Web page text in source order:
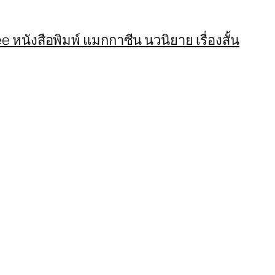
หนังสือพิมพ์ แมกกาซีน นวนิยาย เรื่องสั้น